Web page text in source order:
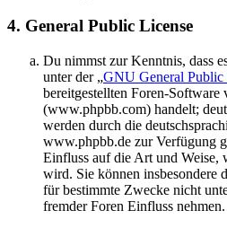
4. General Public License
Du nimmst zur Kenntnis, dass
unter der „GNU General Public
bereitgestellten Foren-
(www.phpbb.com) handelt;
werden durch die
www.phpbb.de zur Verfügung
Einfluss auf die Art und Weise,
wird. Sie können insbesondere
für bestimmte Zwecke nicht
fremder Foren Einfluss nehmen.